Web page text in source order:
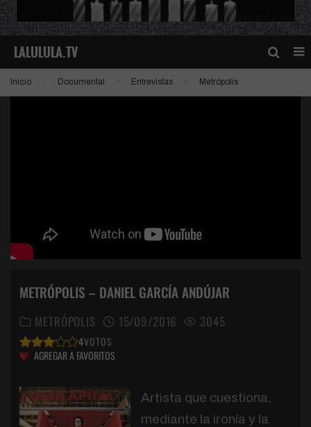
Inicio Documental Entrevistas Metrópolis
METRÓPOLIS – DANIEL GARCÍA ANDÚJAR
METRÓPOLIS 15/09/2016 3045
4VOTOS
AGREGAR A FAVORITOS
Artista que cuestiona,
mediante la ironía y la